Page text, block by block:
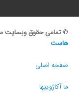
©تمامی حقوق
هاست
صفحه اصلی
ما آکاژوییها